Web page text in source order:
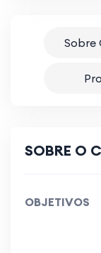
Sobre
SOBRE O
OBJETIVOS